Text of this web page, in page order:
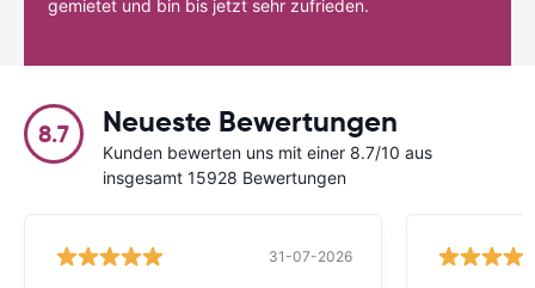
gemietet und bin bis jetzt sehr zufrieden.
8.7 Neueste Bewertungen
Kunden bewerten uns mit einer 8.7/10 aus
insgesamt 15928 Bewertungen
31-07-2026